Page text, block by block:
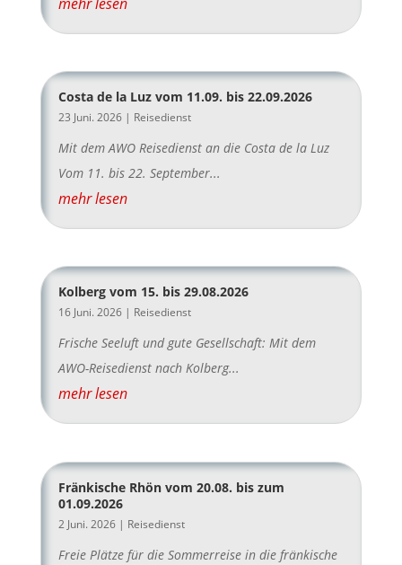
Costa de la Luz vom 11.09. bis 22.09.2026
23 Juni. 2026| Reisedienst
Mit dem AWO Reisedienst an die Costa de la Luz
Vom 11. bis 22. September...
mehr lesen
Kolberg vom 15. bis 29.08.2026
16 Juni. 2026| Reisedienst
Frische Seeluft und gute Gesellschaft: Mit dem
AWO-Reisedienst nach Kolberg...
mehr lesen
Fränkische Rhön vom 20.08. bis zum
01.09.2026
2 Juni. 2026| Reisedienst
Freie Plätze für die Sommerreise in die fränkische